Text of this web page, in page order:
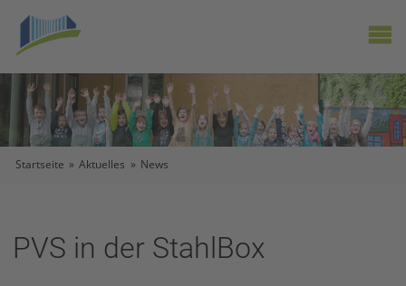
X
Startseite » Aktuelles » News
PVS in der StahlBox